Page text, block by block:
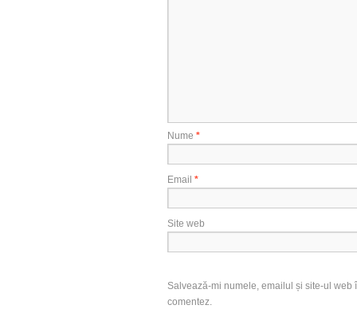
Nume *
Email *
Site web
Salvează-mi numele, emailul și site-ul
comentez.